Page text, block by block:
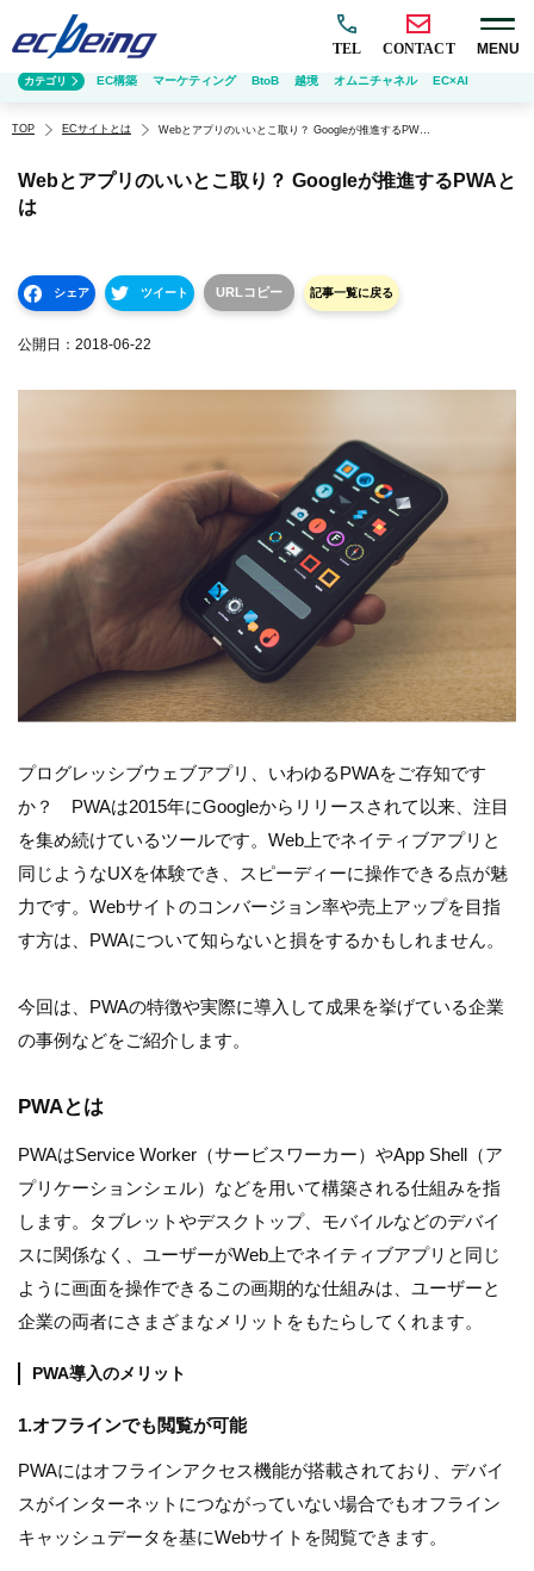
TEL CONTACT MENU
TOP ECサイトとは Webとアプリのいいとこ取り？ Googleが推進するPWAとは
Webとアプリのいいとこ取り？ Googleが推進するPWAと
は
シェア ツイート URLコピー 記事一覧に戻る
公開日： 2018-06-22
プログレッシブウェブアプリ、いわゆるPWAをご存知です
か？ PWAは2015年にGoogleからリリースされて以来、注目
を集め続けているツールです。Web上でネイティブアプリと
同じようなUXを体験でき、スピーディーに操作できる点が魅
力です。Webサイトのコンバージョン率や売上アップを目指
す方は、PWAについて知らないと損をするかもしれません。
今回は、PWAの特徴や実際に導入して成果を挙げている企業
の事例などをご紹介します。
PWAとは
PWAはService Worker（サービスワーカー）やApp Shell（ア
プリケーションシェル）などを用いて構築される仕組みを指
します。タブレットやデスクトップ、モバイルなどのデバイ
スに関係なく、ユーザーがWeb上でネイティブアプリと同じ
ように画面を操作できるこの画期的な仕組みは、ユーザーと
企業の両者にさまざまなメリットをもたらしてくれます。
PWA導入のメリット
1.オフラインでも閲覧が可能
PWAにはオフラインアクセス機能が搭載されており、デバイ
スがインターネットにつながっていない場合でもオフライン
キャッシュデータを基にWebサイトを閲覧できます。
カテゴリ EC構築 マーケティング BtoB 越境 オムニチャネル EC×AI